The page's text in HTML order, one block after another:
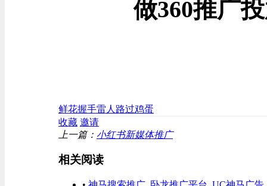
做360推广
鲜花握手雷人 路过鸡蛋
收藏 邀请
上一篇： 小红书新媒体推广
相关阅读